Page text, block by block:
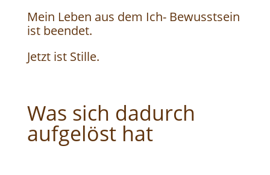
Mein Leben aus dem Ich- Bewusstsein
ist beendet.
Jetzt ist Stille.
Was sich dadurch
aufgelöst hat